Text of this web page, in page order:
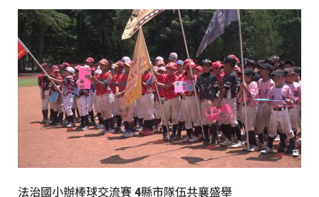
法治國小辦棒球交流賽 4縣市隊伍共襄盛舉